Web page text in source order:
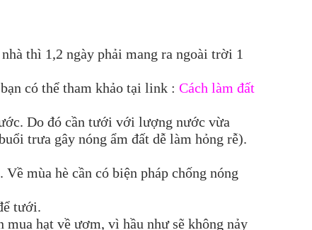
thì 1,2 ngày phải mang ra ngoài trời 1
có thể tham khảo tại link : Cách làm đất
Do đó cần tưới với lượng nước vừa
trưa gây nóng ẩm đất dễ làm hỏng rễ).
mùa hè cần có biện pháp chống nóng
tưới.
mua hạt về ươm, vì hầu như sẽ không nảy